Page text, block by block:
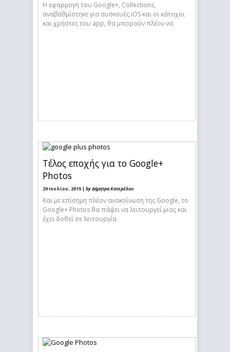
Η εφαρμογή του Google+, Collections,
αναβαθμίστηκε για συσκευές iOS και οι κάτοχοι
και χρήστες του app, θα μπορούν πλέον να
Τέλος εποχής για το Google+
Photos
29 Ιουλίου, 2015 | by Δήμητρα Κατερέλου
Και με επίσημη πλέον ανακοίνωση της Google, το
Google+ Photos θα πάψει να λειτουργεί μιας και
έχει δοθεί σε λειτουργία